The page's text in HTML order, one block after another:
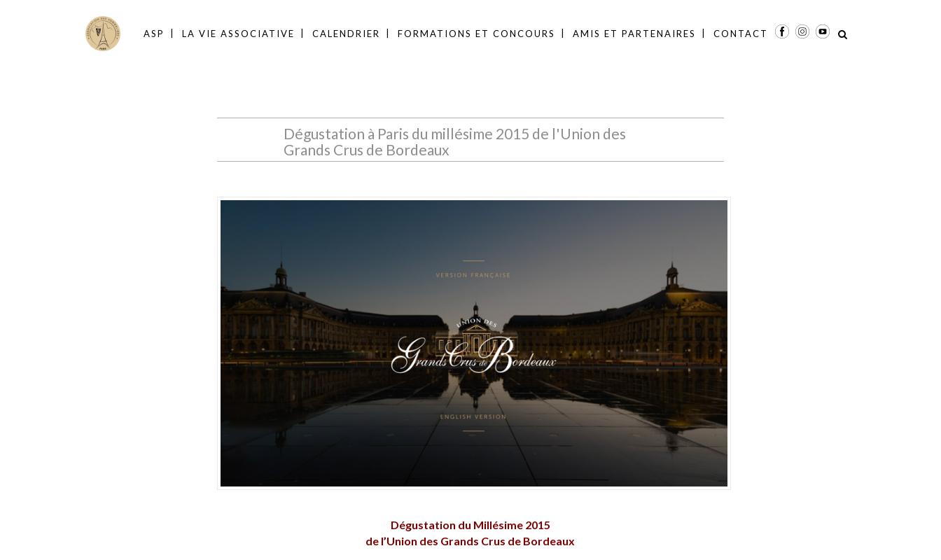
ASP LA VIE ASSOCIATIVE CALENDRIER FORMATIONS ET CONCOURS AMIS ET PARTENAIRES CONTACT
Dégustation à Paris du millésime 2015 de l'Union des
Grands Crus de Bordeaux
Dégustation du Millésime 2015
de l’Union des Grands Crus de Bordeaux